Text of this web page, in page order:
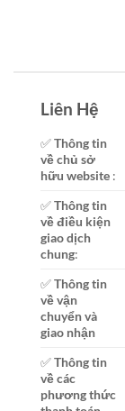
Liên Hệ
✅Thông tin
về chủ sở
hữu website :
✅Thông tin
về điều kiện
giao dịch
chung:
✅Thông tin
về vận
chuyển và
giao nhận
✅Thông tin
về các
phương thức